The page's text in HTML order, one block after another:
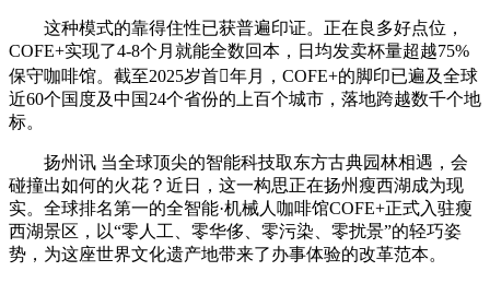
这种模式的靠得住性已获普遍印证。正在良多好点位，
COFE+实现了4-8个月就能全数回本，日均发卖杯量超越75%
保守咖啡馆。截至2025岁首年月，COFE+的脚印已遍及全球
近60个国度及中国24个省份的上百个城市，落地跨越数千个地
标。
扬州讯 当全球顶尖的智能科技取东方古典园林相遇，会
碰撞出如何的火花？近日，这一构思正在扬州瘦西湖成为现
实。全球排名第一的全智能·机械人咖啡馆COFE+正式入驻瘦
西湖景区，以“零人工、零华侈、零污染、零扰景”的轻巧姿
势，为这座世界文化遗产地带来了办事体验的改革范本。